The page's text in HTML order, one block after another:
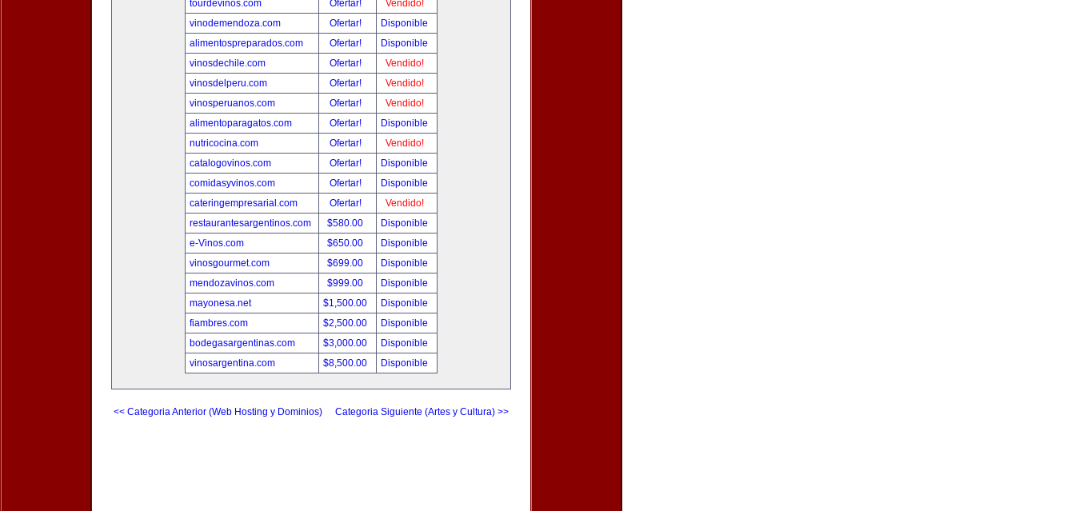
tourdevinos.com
Ofertar!
Vendido!
vinodemendoza.com
Ofertar!
Disponible
alimentospreparados.com
Ofertar!
Disponible
vinosdechile.com
Ofertar!
Vendido!
vinosdelperu.com
Ofertar!
Vendido!
vinosperuanos.com
Ofertar!
Vendido!
alimentoparagatos.com
Ofertar!
Disponible
nutricocina.com
Ofertar!
Vendido!
catalogovinos.com
Ofertar!
Disponible
comidasyvinos.com
Ofertar!
Disponible
cateringempresarial.com
Ofertar!
Vendido!
restaurantesargentinos.com
$580.00
Disponible
e-Vinos.com
$650.00
Disponible
vinosgourmet.com
$699.00
Disponible
mendozavinos.com
$999.00
Disponible
mayonesa.net
$1,500.00
Disponible
fiambres.com
$2,500.00
Disponible
bodegasargentinas.com
$3,000.00
Disponible
vinosargentina.com
$8,500.00 Disponible
<< Categoria Anterior (Web Hosting y Dominios) Categoria Siguiente (Artes y Cultura) >>